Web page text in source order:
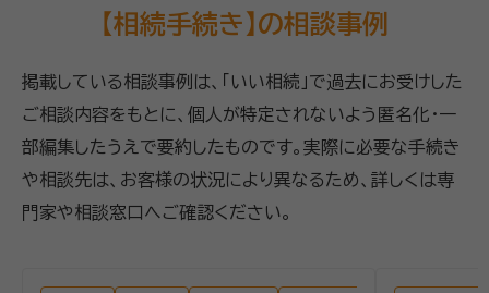
【相続手続き】の相談事例
掲載している相談事例は、「いい相続」で過去にお受けした
ご相談内容をもとに、個人が特定されないよう匿名化・一
部編集したうえで要約したものです。実際に必要な手続き
や相談先は、お客様の状況により異なるため、詳しくは専
門家や相談窓口へご確認ください。